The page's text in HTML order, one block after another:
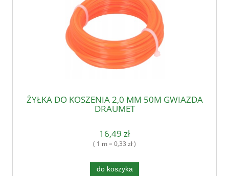
ŻYŁKA DO KOSZENIA 2,0 MM 50M GWIAZDA
DRAUMET
16,49 zł
( 1 m = 0,33 zł )
do koszyka